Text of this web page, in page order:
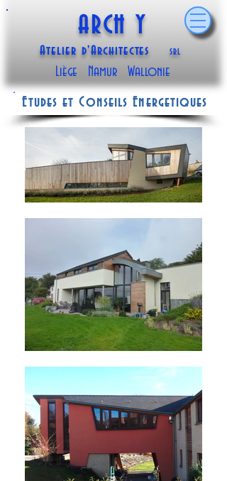
ARCH Y
Atelier d'Architectes SRL
Liège Namur Wallonie
Etudes et Conseils Energetiques